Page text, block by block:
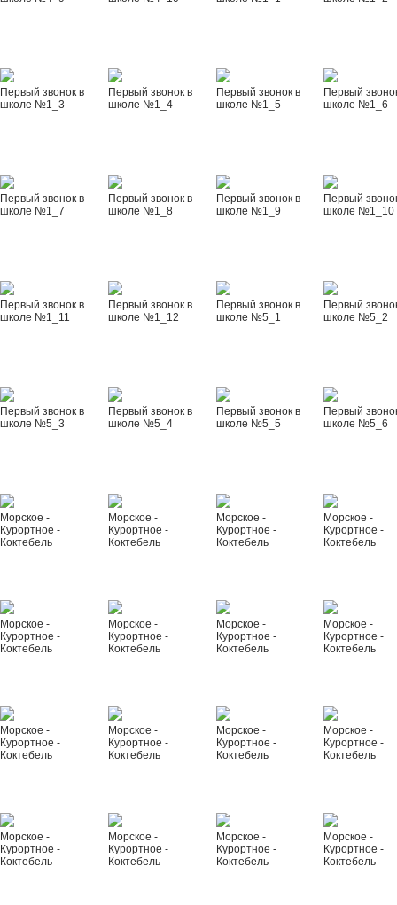
Первый звонок в
школе №1_3
Первый звонок в
школе №1_4
Первый звонок в
школе №1_5
Первый
школе №1_6
Первый звонок в
школе №1_7
Первый звонок в
школе №1_8
Первый звонок в
школе №1_9
Первый
школе №1_10
Первый звонок в
школе №1_11
Первый звонок в
школе №1_12
Первый звонок в
школе №5_1
Первый
школе №5_2
Первый звонок в
школе №5_3
Первый звонок в
школе №5_4
Первый звонок в
школе №5_5
Первый
школе №5_6
Морское -
Курортное -
Коктебель
Морское -
Курортное -
Коктебель
Морское -
Курортное -
Коктебель
Морское -
Курортное -
Коктебель
Морское -
Курортное -
Коктебель
Морское -
Курортное -
Коктебель
Морское -
Курортное -
Коктебель
Морское -
Курортное -
Коктебель
Морское -
Курортное -
Коктебель
Морское -
Курортное -
Коктебель
Морское -
Курортное -
Коктебель
Морское -
Курортное -
Коктебель
Морское -
Курортное -
Коктебель
Морское -
Курортное -
Коктебель
Морское -
Курортное -
Коктебель
Морское -
Курортное -
Коктебель